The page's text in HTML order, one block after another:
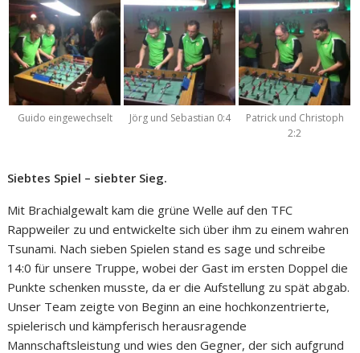
Guido eingewechselt Jörg und Sebastian 0:4
Patrick und Christoph
2:2
Siebtes Spiel – siebter Sieg.
Mit Brachialgewalt kam die grüne Welle auf den TFC
Rappweiler zu und entwickelte sich über ihm zu einem wahren
Tsunami. Nach sieben Spielen stand es sage und schreibe
14:0 für unsere Truppe, wobei der Gast im ersten Doppel die
Punkte schenken musste, da er die Aufstellung zu spät abgab.
Unser Team zeigte von Beginn an eine hochkonzentrierte,
spielerisch und kämpferisch herausragende
Mannschaftsleistung und wies den Gegner, der sich aufgrund